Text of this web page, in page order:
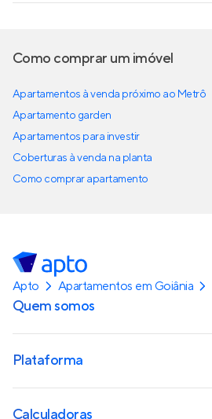
Como comprar um imóvel
Apartamentos à venda próximo ao Metrô
Apartamento garden
Apartamentos para investir
Coberturas à venda na planta
Como comprar apartamento
Apto Apartamentos em Goiânia
Quem somos
Plataforma
Calculadoras